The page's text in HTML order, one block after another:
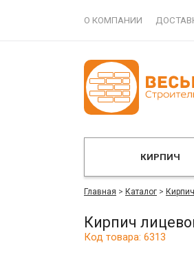
О КОМПАНИИ
КИРПИЧ
Главная > Каталог > Кирпич
Кирпич
Код товара: 6313